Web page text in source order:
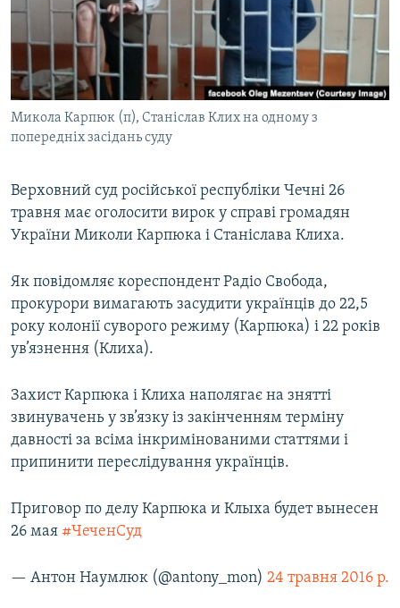
СПЕЦПРОЄКТИ
ПОДКАСТИ
КРИМ РЕАЛІЇ
РУС
КТАТ
ДОЛУЧАЙСЯ!
Микола Карпюк (п), Станіслав Клих на одному з
попередніх засідань суду
Верховний суд російської республіки Чечні 26
травня має оголосити вирок у справі громадян
України Миколи Карпюка і Станіслава Клиха.
Як повідомляє кореспондент Радіо Свобода,
прокурори вимагають засудити українців до 22,5
року колонії суворого режиму (Карпюка) і 22 років
ув’язнення (Клиха).
Захист Карпюка і Клиха наполягає на знятті
звинувачень у зв’язку із закінченням терміну
давності за всіма інкримінованими статтями і
припинити переслідування українців.
Приговор по делу Карпюка и Клыха будет вынесен
26 мая #ЧеченСуд
— Антон Наумлюк (@antony_mon) 24 травня 2016 р.